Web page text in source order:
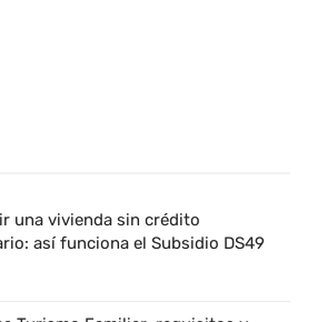
una vivienda sin crédito
así funciona el Subsidio DS49